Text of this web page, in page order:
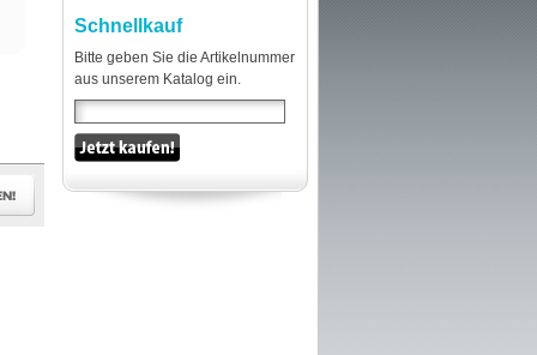
Schnellkauf
Bitte geben Sie die Artikelnummer
aus unserem Katalog ein.